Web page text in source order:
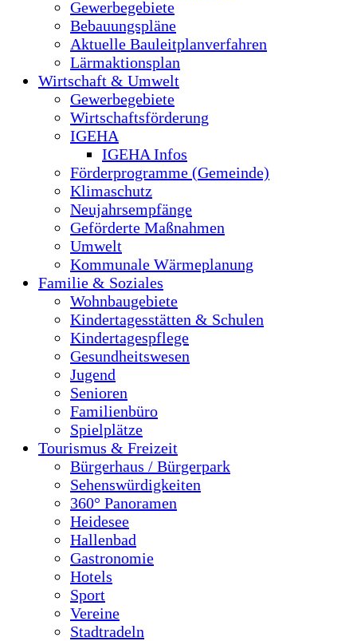
Gewerbegebiete
Bebauungspläne
Aktuelle Bauleitplanverfahren
Lärmaktionsplan
Wirtschaft & Umwelt
Gewerbegebiete
Wirtschaftsförderung
IGEHA
IGEHA Infos
Förderprogramme (Gemeinde)
Klimaschutz
Neujahrsempfänge
Geförderte Maßnahmen
Umwelt
Kommunale Wärmeplanung
Familie & Soziales
Wohnbaugebiete
Kindertagesstätten & Schulen
Kindertagespflege
Gesundheitswesen
Jugend
Senioren
Familienbüro
Spielplätze
Tourismus & Freizeit
Bürgerhaus / Bürgerpark
Sehenswürdigkeiten
360° Panoramen
Heidesee
Hallenbad
Gastronomie
Hotels
Sport
Vereine
Stadtradeln